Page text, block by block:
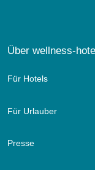
Über wellness-
Für Hotels
Für Urlauber
Presse